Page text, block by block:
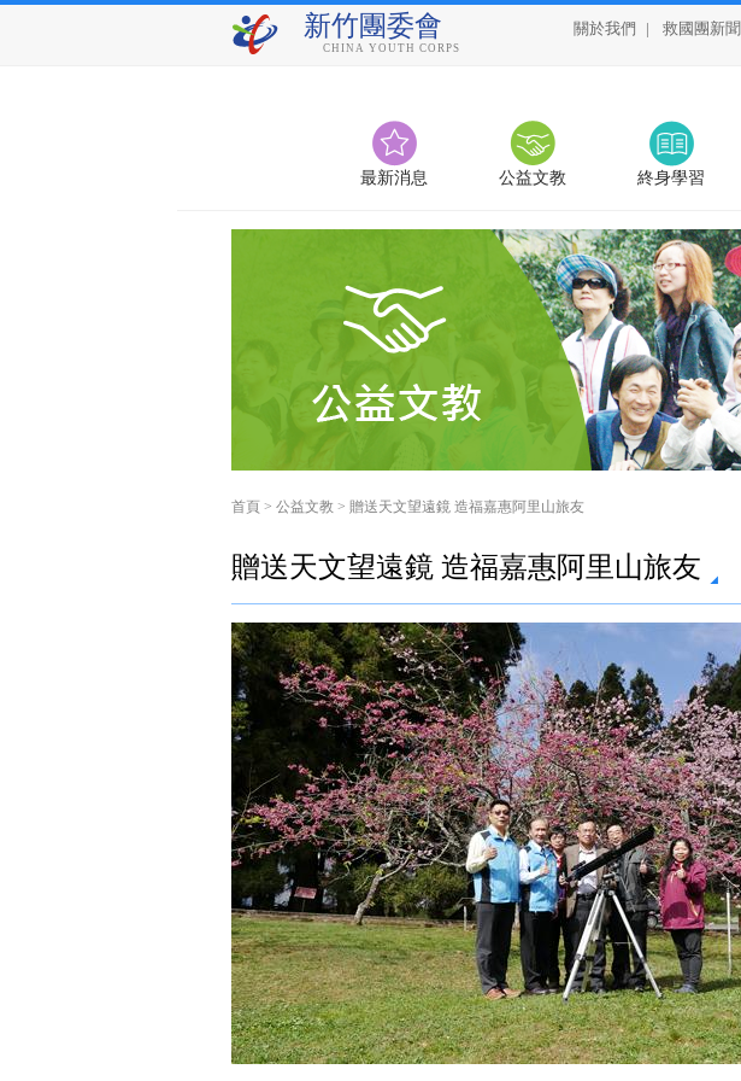
新竹團委會
CHINA YOUTH CORPS
關於我們 | 救國團新聞
最新消息 公益文教 終身學習
首頁 > 公益文教 > 贈送天文望遠鏡 造福嘉惠阿里山旅友
贈送天文望遠鏡 造福嘉惠阿里山旅友